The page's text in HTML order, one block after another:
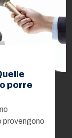
porre
provengono